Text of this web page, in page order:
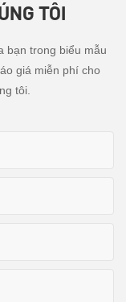
TÔI
bạn trong biểu mẫu
giá miễn phí cho
tôi.